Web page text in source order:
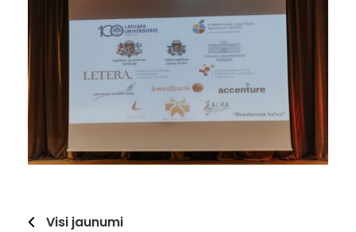
Visi jaunumi